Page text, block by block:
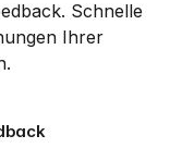
Schnelle
Ihrer